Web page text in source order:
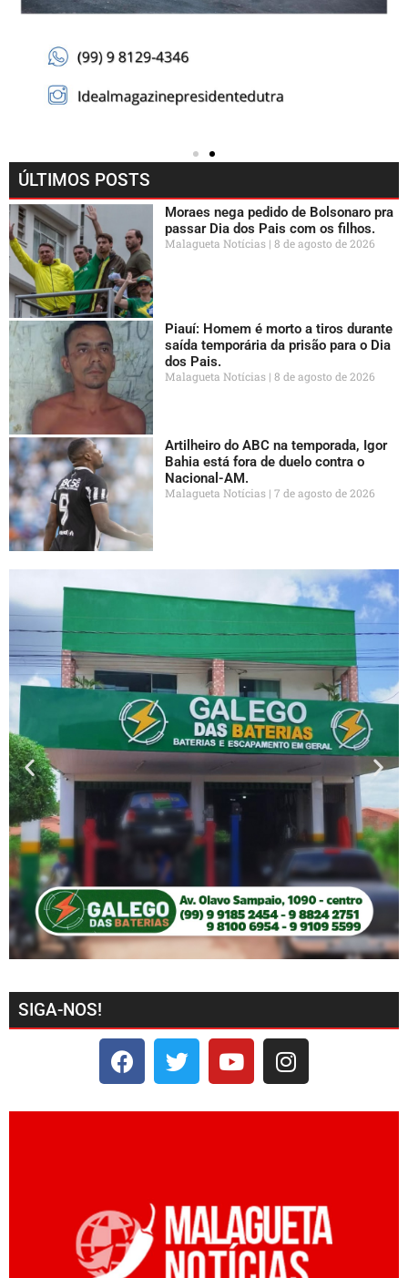
ÚLTIMOS POSTS
Moraes nega pedido de Bolsonaro pra
passar Dia dos Pais com os filhos.
Malagueta Notícias 8 de agosto de 2026
Piauí: Homem é morto a tiros durante
saída temporária da prisão para o Dia
dos Pais.
Malagueta Notícias 8 de agosto de 2026
Artilheiro do ABC na temporada, Igor
Bahia está fora de duelo contra o
Nacional-AM.
Malagueta Notícias 7 de agosto de 2026
SIGA-NOS!